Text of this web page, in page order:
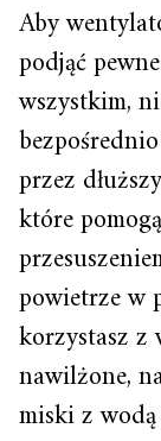
Aby
podjąć
wszystkim,
przez
które
powietrze w
korzystasz z
nawilżone,
miski z